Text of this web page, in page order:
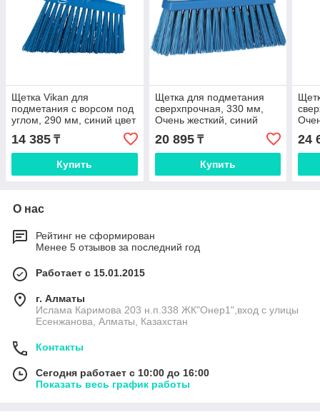
Щетка Vikan для
подметания с ворсом под
углом, 290 мм, синий цвет
14 385 ₸
Купить
Щетка для подметания
сверхпрочная, 330 мм,
Очень жесткий, синий
20 895₸
Купить
24
О нас
Рейтинг не сформирован
Менее 5 отзывов за последний год
Работает с 15.01.2015
г. Алматы
Ислама Каримова 203 н.п.338 ЖК"Онер1",вход с улицы
Есенжанова, Алматы, Казахстан
Контакты
Сегодня работает с 10:00 до 16:00
Показать весь график работы